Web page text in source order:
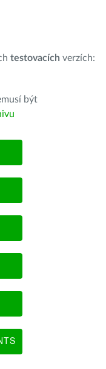
testovacích verzích:
být